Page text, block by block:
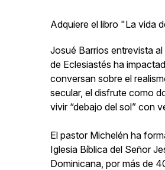
Adquiere el libro "La vida
Josué Barrios entrevista
de Eclesiastés ha
conversan sobre el
secular, el disfrute como
vivir “debajo del sol” con
El pastor Michelén ha
Iglesia Bíblica del Señor
Dominicana, por más de